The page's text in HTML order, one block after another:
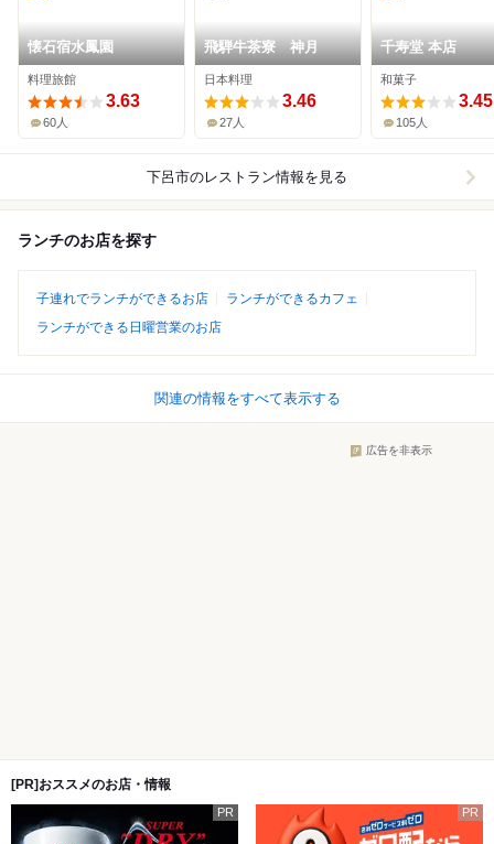
懐石宿水鳳園
料理旅館
3.63
60人
飛騨牛茶寮 神月
日本料理
3.46
27人
千寿堂 本店
和菓子
3.45
105人
下呂市のレストラン情報を見る
ランチのお店を探す
子連れでランチができるお店
ランチができるカフェ
ランチができる日曜営業のお店
関連の情報をすべて表示する
広告を非表示
[PR]おススメのお店・情報
PR PR